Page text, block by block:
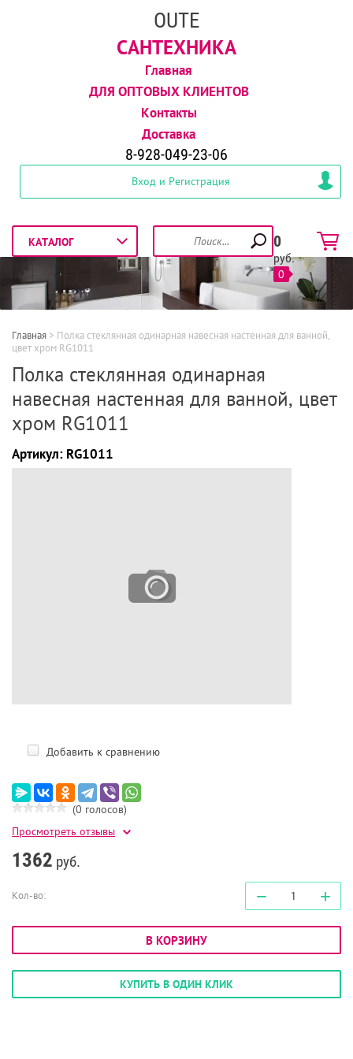
OUTE
САНТЕХНИКА
Главная
ДЛЯ ОПТОВЫХ КЛИЕНТОВ
Контакты
Доставка
8-928-049-23-06
Вход и Регистрация
0
руб.
0
Главная > Полка стеклянная одинарная навесная настенная для ванной,
цвет хром RG1011
Полка стеклянная одинарная
навесная настенная для ванной, цвет
хром RG1011
Артикул: RG1011
Добавить к сравнению
(0 голосов)
Просмотреть отзывы
1362 руб.
Кол-во: − +
В КОРЗИНУ
КУПИТЬ В ОДИН КЛИК